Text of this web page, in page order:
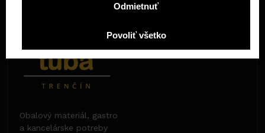
Obalový materiál, gastro
a kancelárske potreby
Odmietnuť
Povoliť všetko